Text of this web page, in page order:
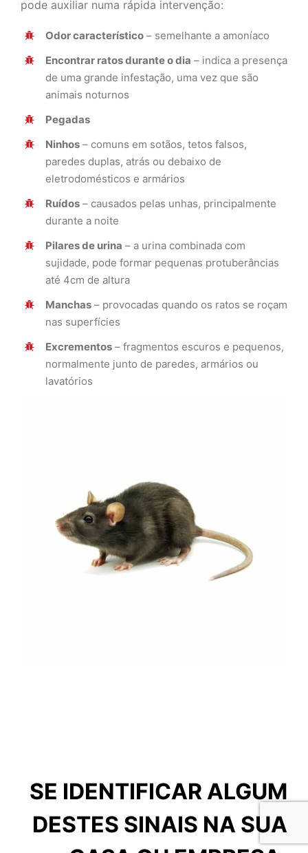
pode auxiliar numa rápida intervenção:
Odor característico – semelhante a amoníaco
Encontrar ratos durante o dia – indica a presença
de uma grande infestação, uma vez que são
animais noturnos
Pegadas
Ninhos – comuns em sotãos, tetos falsos,
paredes duplas, atrás ou debaixo de
eletrodomésticos e armários
Ruídos – causados pelas unhas, principalmente
durante a noite
Pilares de urina – a urina combinada com
sujidade, pode formar pequenas protuberâncias
até 4cm de altura
Manchas – provocadas quando os ratos se roçam
nas superfícies
Excrementos – fragmentos escuros e pequenos,
normalmente junto de paredes, armários ou
lavatórios
SE IDENTIFICAR ALGUM
DESTES SINAIS NA SUA